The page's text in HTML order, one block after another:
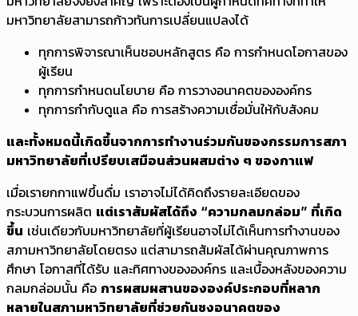
มหาวิทยาลัยสามารถก้าวทันการเปลี่ยนแปลงได้
ทุกการพิจารณาเห็นชอบหลักสูตร คือ การกำหนดโอกาสของ
ผู้เรียน
ทุกการกำหนดนโยบาย คือ การวางอนาคตขององค์กร
ทุกการกำกับดูแล คือ การสร้างความเชื่อมั่นให้กับสังคม
และทั้งหมดนี้เกิดขึ้นจากการทำงานร่วมกันของกรรมการสภา
มหาวิทยาลัยที่เปรียบเสมือนส่วนผสมต่าง ๆ ของกาแฟ
เมื่อเรายกกาแฟขึ้นดื่ม เราอาจไม่ได้คิดถึงรายละเอียดของ
กระบวนการผลิต แต่เราสัมผัสได้ถึง “ความกลมกล่อม” ที่เกิด
ขึ้น เช่นเดียวกับมหาวิทยาลัยที่ผู้เรียนอาจไม่ได้เห็นการทำงานของ
สภามหาวิทยาลัยโดยตรง แต่สามารถสัมผัสได้ผ่านคุณภาพการ
ศึกษา โอกาสที่ได้รับ และทิศทางขององค์กร และเบื้องหลังของความ
กลมกล่อมนั้น คือ การผสมผสานขององค์ประกอบที่หลาก
หลายในสภามหาวิทยาลัยที่ช่วยกันชงอนาคตของ